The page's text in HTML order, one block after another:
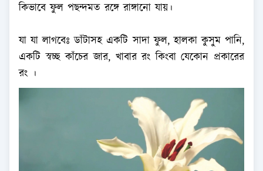
কিভাবে ফুল পছন্দমত রঙ্গে রাঙ্গানো যায়।
যা যা লাগবেঃ ডাঁটাসহ একটি সাদা ফুল, হালকা কুসুম পানি,
একটি স্বচ্ছ কাঁচের জার, খাবার রং কিংবা যেকোন প্রকারের
রং ।